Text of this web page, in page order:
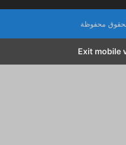
محفوظة
Exit mobile